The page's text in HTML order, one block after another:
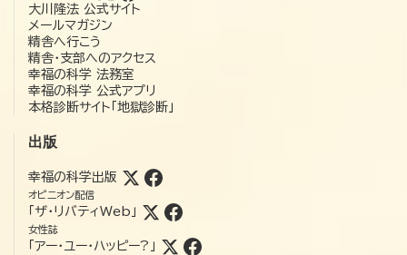
大川隆法 公式サイト
メールマガジン
精舎へ行こう
精舎・支部へのアクセス
幸福の科学 法務室
幸福の科学 公式アプリ
本格診断サイト「地獄診断」
出版
幸福の科学出版
オピニオン配信
「ザ・リバティWeb」
女性誌
「アー・ユー・ハッピー?」